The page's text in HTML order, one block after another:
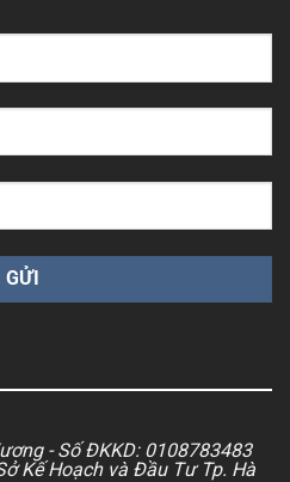
- Số ĐKKD: 0108783483
Kế Hoạch và Đầu Tư Tp. Hà